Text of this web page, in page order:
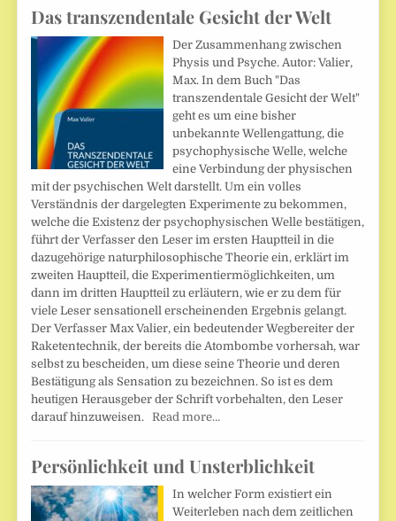
Das transzendentale Gesicht der Welt
Der Zusammenhang zwischen
Physis und Psyche. Autor: Valier,
Max. In dem Buch "Das
transzendentale Gesicht der Welt"
geht es um eine bisher
unbekannte Wellengattung, die
psychophysische Welle, welche
eine Verbindung der physischen
mit der psychischen Welt darstellt. Um ein volles
Verständnis der dargelegten Experimente zu bekommen,
welche die Existenz der psychophysischen Welle bestätigen,
führt der Verfasser den Leser im ersten Hauptteil in die
dazugehörige naturphilosophische Theorie ein, erklärt im
zweiten Hauptteil, die Experimentiermöglichkeiten, um
dann im dritten Hauptteil zu erläutern, wie er zu dem für
viele Leser sensationell erscheinenden Ergebnis gelangt.
Der Verfasser Max Valier, ein bedeutender Wegbereiter der
Raketentechnik, der bereits die Atombombe vorhersah, war
selbst zu bescheiden, um diese seine Theorie und deren
Bestätigung als Sensation zu bezeichnen. So ist es dem
heutigen Herausgeber der Schrift vorbehalten, den Leser
darauf hinzuweisen.Read more…
Persönlichkeit und Unsterblichkeit
In welcher Form existiert ein
Weiterleben nach dem zeitlichen